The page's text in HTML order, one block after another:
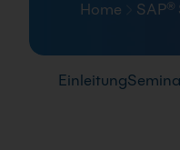
Pfad-
Home SAP®
Einleitung